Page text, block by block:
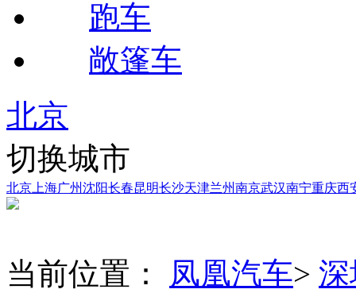
跑车
敞篷车
北京
切换城市
北京 上海广州沈阳长春昆明长沙天津兰州南京武汉南宁重庆西
当前位置： 凤凰汽车>